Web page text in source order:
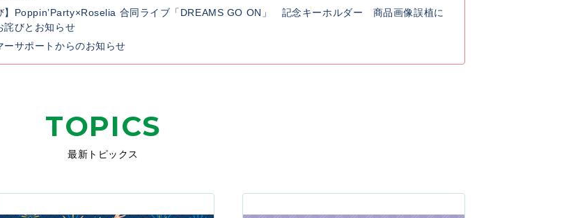
】Poppin’Party×Roselia 合同ライブ「DREAMS GO ON」 記念キーホルダー 商品画像誤植に
詫びとお知らせ
ーサポートからのお知らせ
TOPICS
最新トピックス